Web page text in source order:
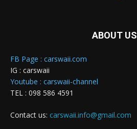
ABOUT US
FB Page : carswaii.com
IG : carswaii
Youtube : carswaii-channel
TEL : 098 586 4591
Contact us: carswaii.info@gmail.com